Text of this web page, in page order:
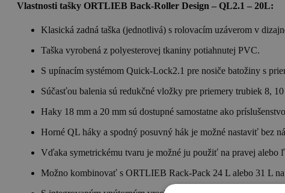
Vlastnosti tašky ORTLIEB Back-Roller Design – QL2.1 – 20L:
Klasická zadná taška (jednotlivá) s rolovacím uzáverom v
Taška vyrobená z polyesterovej tkaniny potiahnutej PVC.
S upínacím systémom Quick-Lock2.1 pre nosiče batožiny s
Súčasťou balenia sú redukčné vložky pre priemery trubiek 8,
Haky 18 mm a 20 mm sú dostupné samostatne ako
Horné QL háky a spodný posuvný hák je možné nastaviť bez
Vďaka symetrickému tvaru je možné ju použiť na pravej alebo
Možno kombinovať s ORTLIEB Rack-Pack 24 L alebo 31 L